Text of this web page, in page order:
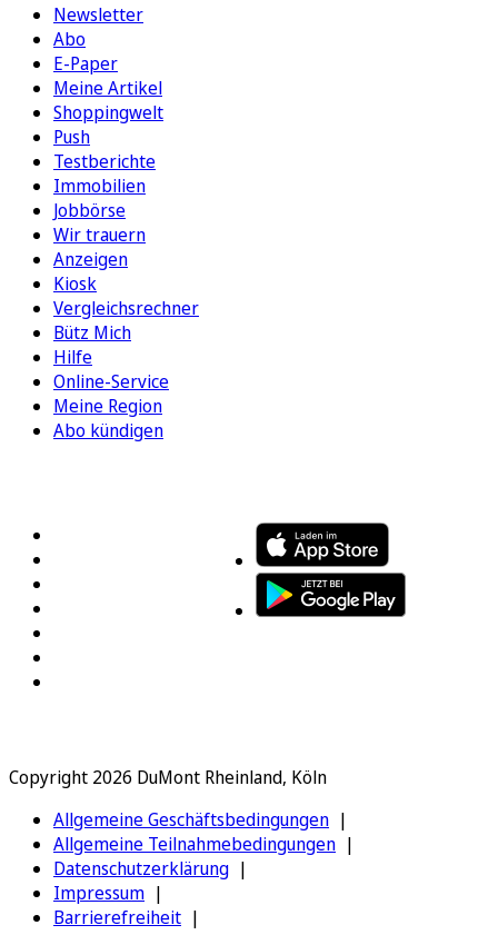
Newsletter
Abo
E-Paper
Meine Artikel
Shoppingwelt
Push
Testberichte
Immobilien
Jobbörse
Wir trauern
Anzeigen
Kiosk
Vergleichsrechner
Bütz Mich
Hilfe
Online-Service
Meine Region
Abo kündigen
Copyright 2026 DuMont Rheinland, Köln
Allgemeine Geschäftsbedingungen
Allgemeine Teilnahmebedingungen
Datenschutzerklärung
Impressum
Barrierefreiheit